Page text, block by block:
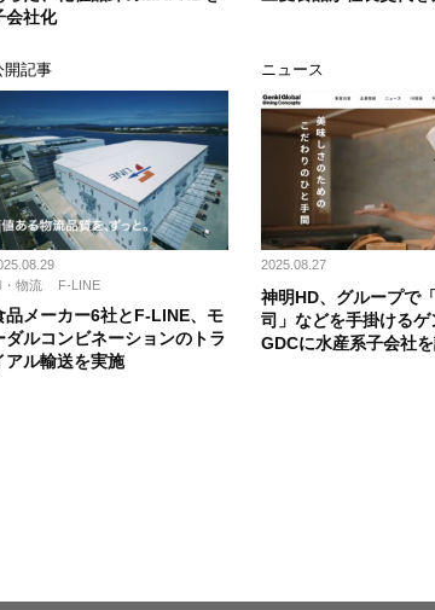
会社化
開記事
・物流
F-LINE
品メーカー6社とF-LINE、モ
ダルコンビネーションのトラ
アル輸送を実施
ニュース
2025.08.27
神明HD、グループで
司」などを手掛けるゲ
GDCに水産系子会社